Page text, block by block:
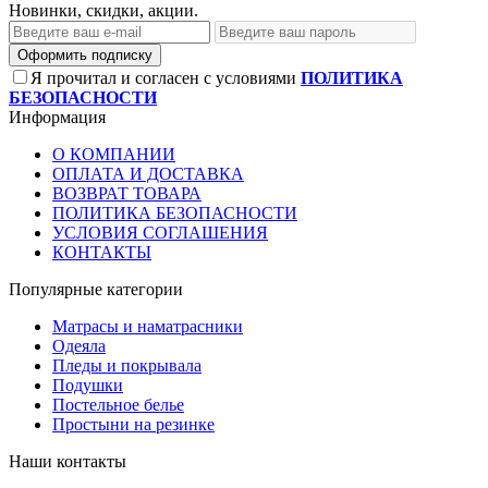
Новинки, скидки, акции.
Оформить подписку
Я прочитал и согласен с условиями ПОЛИТИКА
БЕЗОПАСНОСТИ
Информация
О КОМПАНИИ
ОПЛАТА И ДОСТАВКА
ВОЗВРАТ ТОВАРА
ПОЛИТИКА БЕЗОПАСНОСТИ
УСЛОВИЯ СОГЛАШЕНИЯ
КОНТАКТЫ
Популярные категории
Матрасы и наматрасники
Одеяла
Пледы и покрывала
Подушки
Постельное белье
Простыни на резинке
Наши контакты